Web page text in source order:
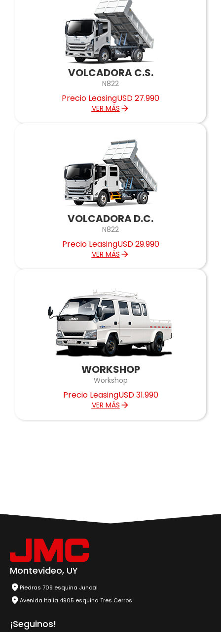
VOLCADORA C.S.
N822
Precio LeasingUSD 27.990
VER MÁS
VOLCADORA D.C.
N822
Precio LeasingUSD 29.990
VER MÁS
WORKSHOP
Workshop
Precio LeasingUSD 31.990
VER MÁS
Montevideo, UY
Piedras 709 esquina Juncal
Avenida Italia 4905 esquina Tres Cerros
¡Seguinos!